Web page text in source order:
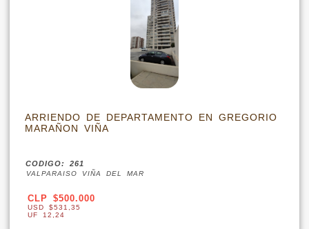
ARRIENDO DE DEPARTAMENTO EN GREGORIO
MARAÑON VIÑA
CODIGO: 261
VALPARAISO VIÑA DEL MAR
CLP $500.000
USD $531,35
UF 12,24